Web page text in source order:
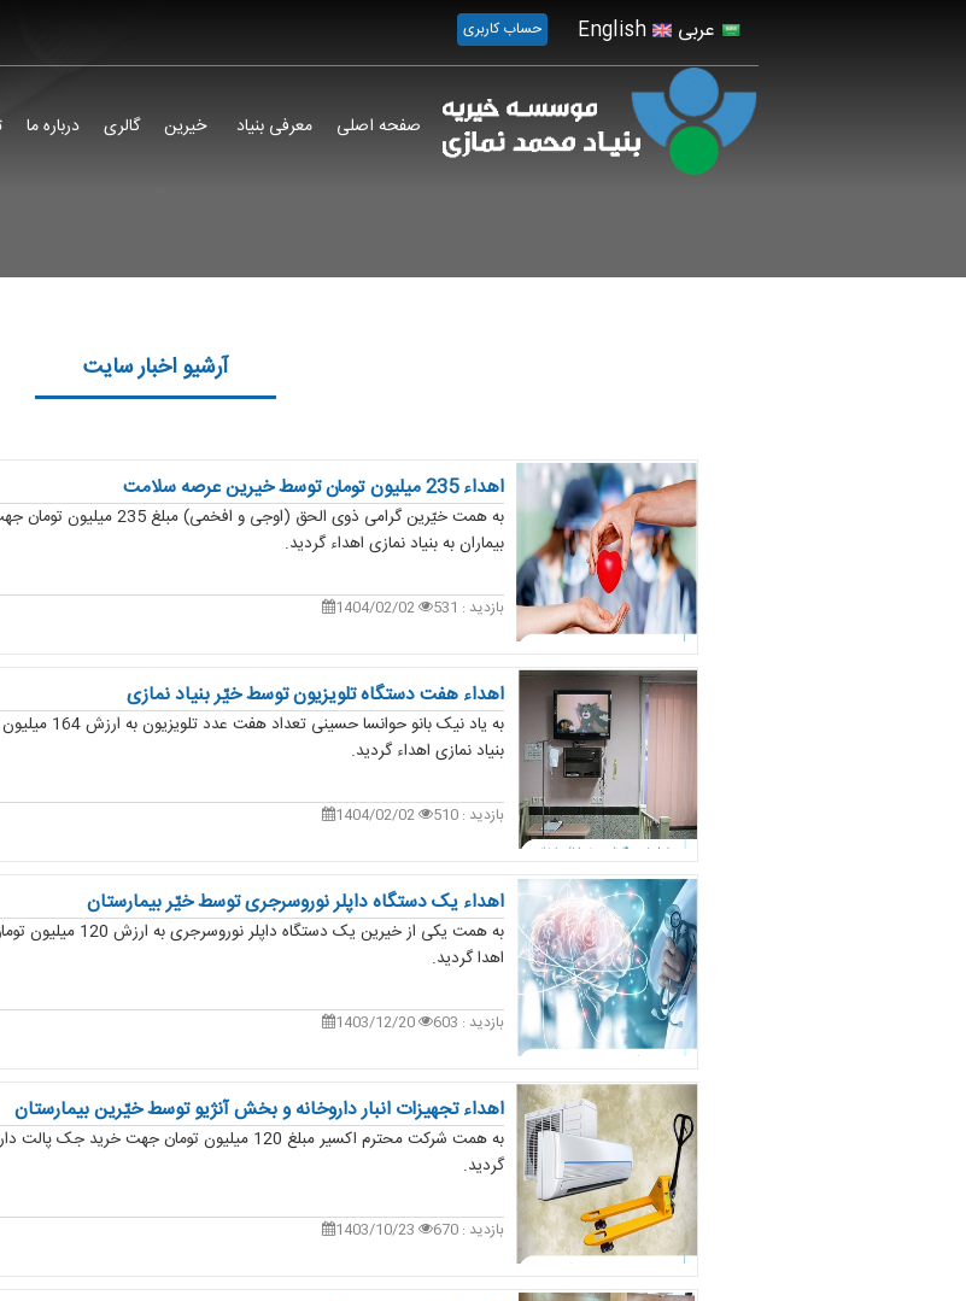
حساب کاربری English
صفحه اصلی معرفی بنیاد خیرین گالری درباره ما
آرشیو اخبار سایت
اهداء 235 میلیون تومان توسط خیرین عرصه سلامت
به همت خیّرین گرامی ذوی
بیماران به بنیاد نمازی اهداء گردید.
1404/02/02 بازدید : 531
اهداء هفت دستگاه تلویزیون توسط خیّر بنیاد نمازی
به یاد نیک
بنیاد نمازی اهداء گردید.
1404/02/02 بازدید : 510
اهداء یک دستگاه داپلر نوروسرجری توسط خیّر بیمارستان
به همت یکی از خیرین
اهدا گردید.
1403/12/20 بازدید : 603
اهداء تجهیزات انبار داروخانه و بخش آنژیو توسط خیّرین بیمارستان
به همت شرکت محترم اکسیر مبلغ 120 میلیون تومان
گردید.
1403/10/23 بازدید : 670